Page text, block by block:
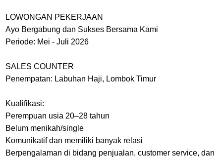
LOWONGAN PEKERJAAN
Ayo Bergabung dan Sukses Bersama Kami
Periode: Mei - Juli 2026
SALES COUNTER
Penempatan: Labuhan Haji, Lombok Timur
Kualifikasi:
Perempuan usia 20–28 tahun
Belum menikah/single
Komunikatif dan memiliki banyak relasi
Berpengalaman di bidang penjualan, customer service, dan